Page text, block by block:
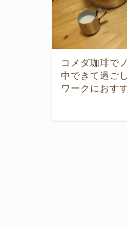
コメダ珈琲で
中できて過ご
ワークにおす